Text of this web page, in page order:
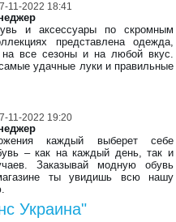
11-2022 18:41
и аксессуары по скромным
представлена одежда,
на все сезоны и на любой вкус.
удачные луки и правильные
11-2022 19:20
каждый выберет себе
– как на каждый день, так и
Заказывай модную обувь
ты увидишь всю нашу
Украина"